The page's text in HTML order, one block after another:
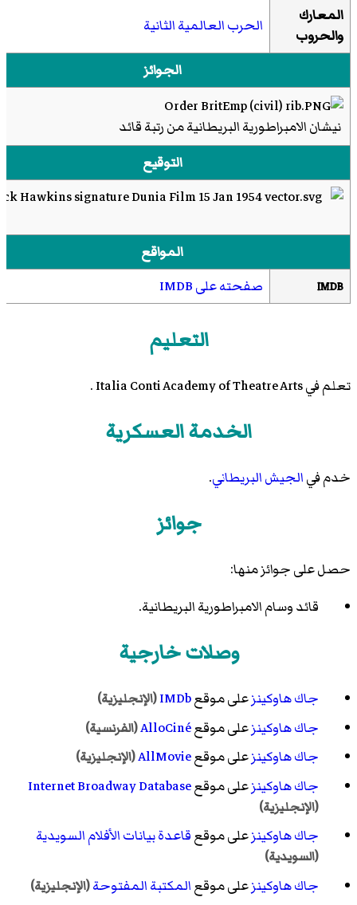
المعارك
والحروب
الحرب العالمية الثانية
الجوائز
نيشان الامبراطورية البريطانية من رتبة قائد
التوقيع
المواقع
IMDB صفحته على IMDB
التعليم
تعلم في Italia Conti Academy of Theatre Arts .
الخدمة العسكرية
خدم فيالجيش البريطاني.
جوائز
حصل على جوائز منها:
قائد وسام الامبراطورية البريطانية.
وصلات خارجية
جاك هاوكينزعلى موقعIMDb(الإنجليزية)
جاك هاوكينزعلى موقعAlloCiné(الفرنسية)
جاك هاوكينزعلى موقعAllMovie(الإنجليزية)
جاك هاوكينزعلى موقعInternet Broadway Database
(الإنجليزية)
جاك هاوكينزعلى موقعقاعدة بيانات الأفلام السويدية
(السويدية)
جاك هاوكينزعلى موقعالمكتبة المفتوحة(الإنجليزية)